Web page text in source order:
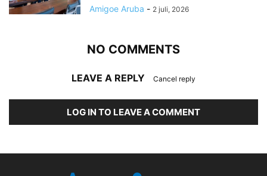
Amigoe Aruba - 2 juli, 2026
NO COMMENTS
LEAVE A REPLY Cancel reply
LOG IN TO LEAVE A COMMENT